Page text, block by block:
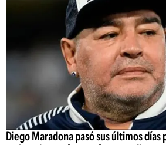
Diego Maradona pasó sus últimos